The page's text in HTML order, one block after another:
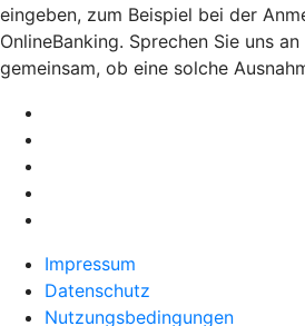
eingeben, zum Beispiel bei der
OnlineBanking. Sprechen Sie uns
gemeinsam, ob eine solche
Impressum
Datenschutz
Nutzungsbedingungen